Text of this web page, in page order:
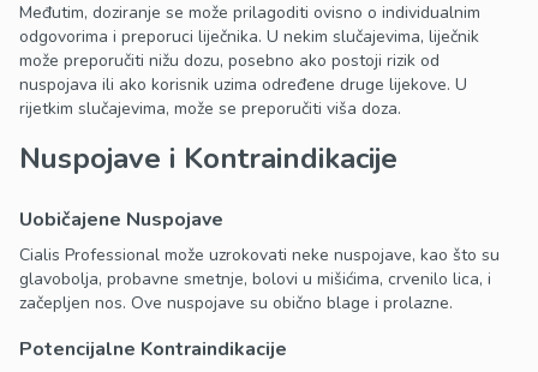
Međutim, doziranje se može prilagoditi ovisno o individualnim
odgovorima i preporuci liječnika. U nekim slučajevima, liječnik
može preporučiti nižu dozu, posebno ako postoji rizik od
nuspojava ili ako korisnik uzima određene druge lijekove. U
rijetkim slučajevima, može se preporučiti viša doza.
Nuspojave i Kontraindikacije
Uobičajene Nuspojave
Cialis Professional može uzrokovati neke nuspojave, kao što su
glavobolja, probavne smetnje, bolovi u mišićima, crvenilo lica, i
začepljen nos. Ove nuspojave su obično blage i prolazne.
Potencijalne Kontraindikacije